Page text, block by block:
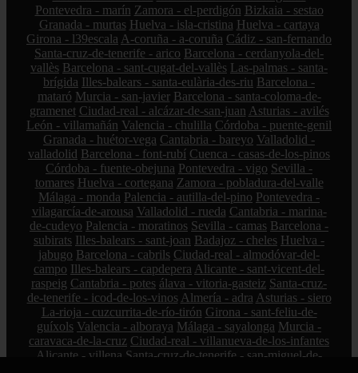
Pontevedra - marín Zamora - el-perdigón Bizkaia - sestao
Granada - murtas Huelva - isla-cristina Huelva - cartaya
Girona - l39escala A-coruña - a-coruña Cádiz - san-fernando
Santa-cruz-de-tenerife - arico Barcelona - cerdanyola-del-
vallès Barcelona - sant-cugat-del-vallès Las-palmas - santa-
brígida Illes-balears - santa-eulària-des-riu Barcelona -
mataró Murcia - san-javier Barcelona - santa-coloma-de-
gramenet Ciudad-real - alcázar-de-san-juan Asturias - avilés
León - villamañán Valencia - chulilla Córdoba - puente-genil
Granada - huétor-vega Cantabria - bareyo Valladolid -
valladolid Barcelona - font-rubí Cuenca - casas-de-los-pinos
Córdoba - fuente-obejuna Pontevedra - vigo Sevilla -
tomares Huelva - cortegana Zamora - pobladura-del-valle
Málaga - monda Palencia - autilla-del-pino Pontevedra -
vilagarcía-de-arousa Valladolid - rueda Cantabria - marina-
de-cudeyo Palencia - moratinos Sevilla - camas Barcelona -
subirats Illes-balears - sant-joan Badajoz - cheles Huelva -
jabugo Barcelona - cabrils Ciudad-real - almodóvar-del-
campo Illes-balears - capdepera Alicante - sant-vicent-del-
raspeig Cantabria - potes álava - vitoria-gasteiz Santa-cruz-
de-tenerife - icod-de-los-vinos Almería - adra Asturias - siero
La-rioja - cuzcurrita-de-río-tirón Girona - sant-feliu-de-
guíxols Valencia - alboraya Málaga - sayalonga Murcia -
caravaca-de-la-cruz Ciudad-real - villanueva-de-los-infantes
Alicante - villena Santa-cruz-de-tenerife - san-miguel-de-